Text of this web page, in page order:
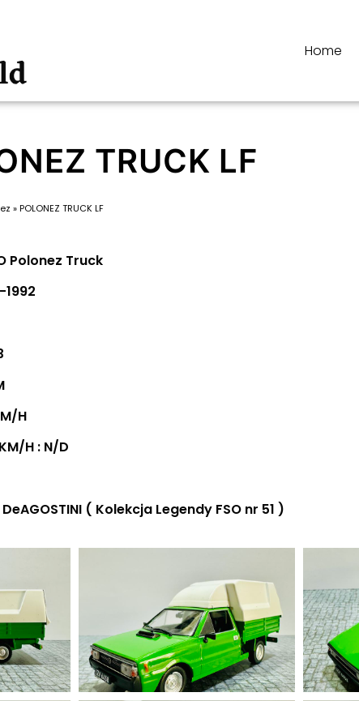
Home
TRUCK LF
»POLONEZ TRUCK LF
Polonez Truck
1992
H
H : N/D
DeAGOSTINI ( Kolekcja Legendy FSO nr 51 )